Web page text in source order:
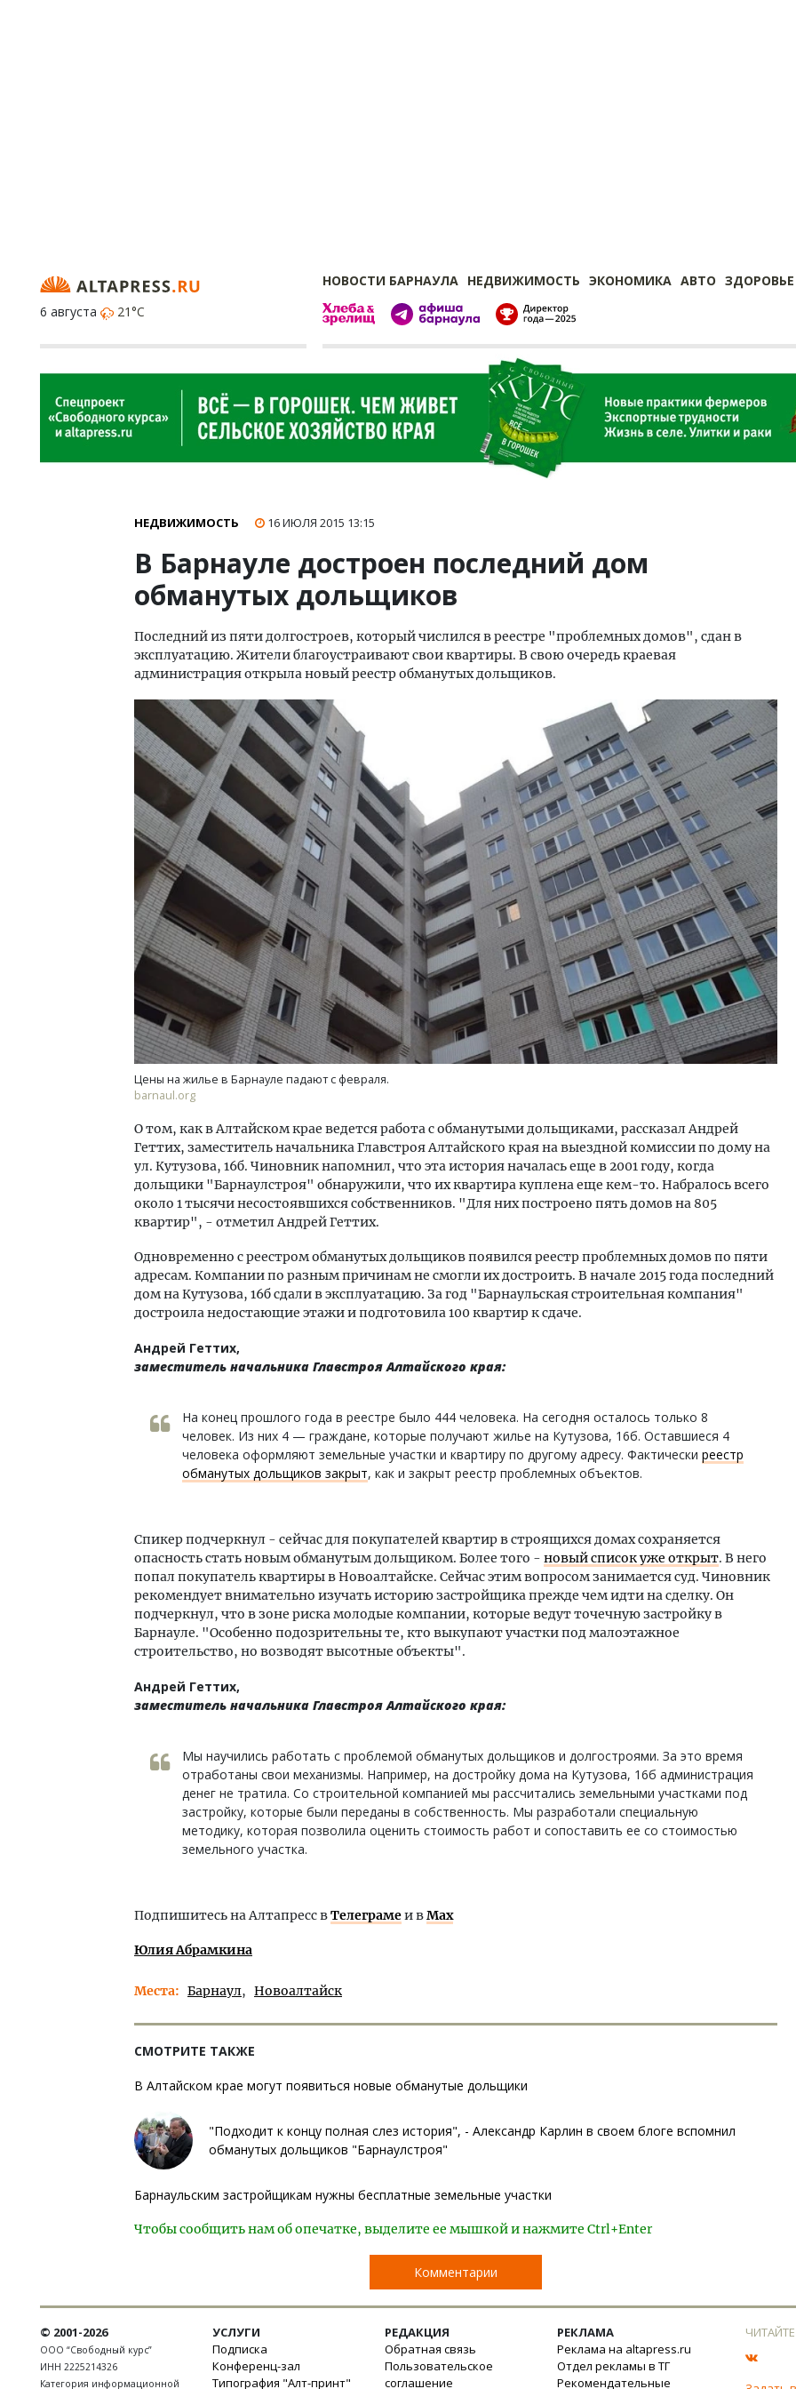
НОВОСТИ БАРНАУЛА НЕДВИЖИМОСТЬ ЭКОНОМИКА АВТО ЗДОРОВЬЕ
6 августа
21°C
НЕДВИЖИМОСТЬ 16 ИЮЛЯ 2015 13:15
В Барнауле достроен последний дом
обманутых дольщиков
Последний из пяти долгостроев, который числился в реестре "проблемных домов", сдан в
эксплуатацию. Жители благоустраивают свои квартиры. В свою очередь краевая
администрация открыла новый реестр обманутых дольщиков.
Цены на жилье в Барнауле падают с февраля.
barnaul.org
О том, как в Алтайском крае ведется работа с обманутыми дольщиками, рассказал Андрей
Геттих, заместитель начальника Главстроя Алтайского края на выездной комиссии по дому на
ул. Кутузова, 16б. Чиновник напомнил, что эта история началась еще в 2001 году, когда
дольщики "Барнаулстроя" обнаружили, что их квартира куплена еще кем-то. Набралось всего
около 1 тысячи несостоявшихся собственников. "Для них построено пять домов на 805
квартир", - отметил Андрей Геттих.
Одновременно с реестром обманутых дольщиков появился реестр проблемных домов по пяти
адресам. Компании по разным причинам не смогли их достроить. В начале 2015 года последний
дом на Кутузова, 16б сдали в эксплуатацию. За год "Барнаульская строительная компания"
достроила недостающие этажи и подготовила 100 квартир к сдаче.
Андрей Геттих,
заместитель начальника Главстроя Алтайского края:
На конец прошлого года в реестре было 444 человека. На сегодня осталось только 8
человек. Из них 4 — граждане, которые получают жилье на Кутузова, 16б. Оставшиеся 4
человека оформляют земельные участки и квартиру по другому адресу. Фактически реестр
обманутых дольщиков закрыт, как и закрыт реестр проблемных объектов.
Спикер подчеркнул - сейчас для покупателей квартир в строящихся домах сохраняется
опасность стать новым обманутым дольщиком. Более того - новый список уже открыт. В него
попал покупатель квартиры в Новоалтайске. Сейчас этим вопросом занимается суд. Чиновник
рекомендует внимательно изучать историю застройщика прежде чем идти на сделку. Он
подчеркнул, что в зоне риска молодые компании, которые ведут точечную застройку в
Барнауле. "Особенно подозрительны те, кто выкупают участки под малоэтажное
строительство, но возводят высотные объекты".
Андрей Геттих,
заместитель начальника Главстроя Алтайского края:
Мы научились работать с проблемой обманутых дольщиков и долгостроями. За это время
отработаны свои механизмы. Например, на достройку дома на Кутузова, 16б администрация
денег не тратила. Со строительной компанией мы рассчитались земельными участками под
застройку, которые были переданы в собственность. Мы разработали специальную
методику, которая позволила оценить стоимость работ и сопоставить ее со стоимостью
земельного участка.
Подпишитесь на Алтапресс вТелеграмеи вMax
Юлия Абрамкина
Места Барнаул Новоалтайск
СМОТРИТЕ ТАКЖЕ
В Алтайском крае могут появиться новые обманутые дольщики
"Подходит к концу полная слез история", - Александр Карлин в своем блоге вспомнил
обманутых дольщиков "Барнаулстроя"
Барнаульским застройщикам нужны бесплатные земельные участки
Чтобы сообщить нам об опечатке, выделите ее мышкой и нажмите Ctrl+Enter
Комментарии
Архитектурный код начинается с
земли. Мощение крупноформатными
плитами становится новым
стандартом благоустройства
СТРОИТЕЛЬСТВО
Двухуровневые номера и
Каким будет новый апарт-
«Белкур» в Белокурихе
ДОМА И КВАРТИРЫ
© 2001-2026
ООО “Свободный курс”
ИНН 2225214326
Категория информационной
УСЛУГИ
Подписка
Конференц-зал
Типография "Алт-принт"
РЕДАКЦИЯ
Обратная связь
Пользовательское
соглашение
РЕКЛАМА
Реклама на altapress.ru
Отдел рекламы в ТГ
Рекомендательные